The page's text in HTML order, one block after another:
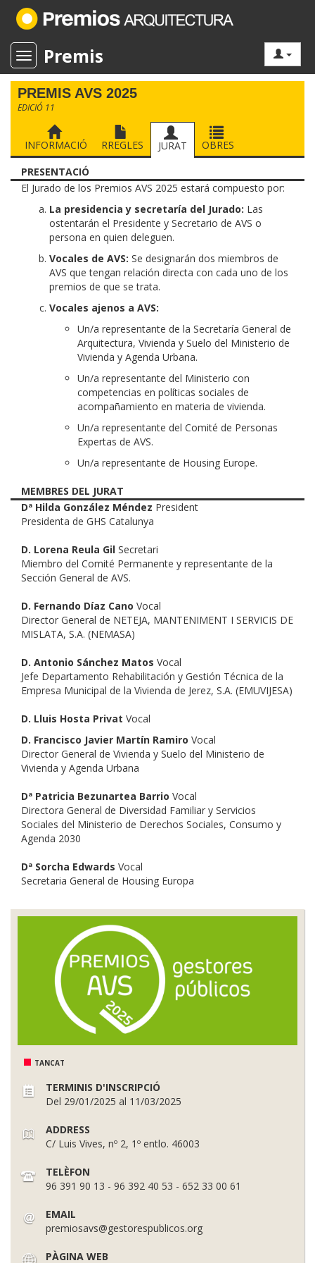
Toggle navigation
Premis
PREMIS AVS 2025
EDICIÓ 11
INFORMACIÓ RREGLES JURAT
OBRES
PRESENTACIÓ
El Jurado de los Premios AVS 2025 estará compuesto por:
La presidencia y secretaría del Jurado: Las
ostentarán el Presidente y Secretario de AVS o
persona en quien deleguen.
Vocales de AVS: Se designarán dos miembros de
AVS que tengan relación directa con cada uno de los
premios de que se trata.
Vocales ajenos a AVS:
Un/a representante de la Secretaría General de
Arquitectura, Vivienda y Suelo del Ministerio de
Vivienda y Agenda Urbana.
Un/a representante del Ministerio con
competencias en políticas sociales de
acompañamiento en materia de vivienda.
Un/a representante del Comité de Personas
Expertas de AVS.
Un/a representante de Housing Europe.
MEMBRES DEL JURAT
Dª Hilda González Méndez President
Presidenta de GHS Catalunya
D. Lorena Reula Gil Secretari
Miembro del Comité Permanente y representante de la
Sección General de AVS.
D. Fernando Díaz Cano Vocal
Director General de NETEJA, MANTENIMENT I SERVICIS DE
MISLATA, S.A. (NEMASA)
D. Antonio Sánchez Matos Vocal
Jefe Departamento Rehabilitación y Gestión Técnica de la
Empresa Municipal de la Vivienda de Jerez, S.A. (EMUVIJESA)
D. Lluis Hosta Privat Vocal
D. Francisco Javier Martín Ramiro Vocal
Director General de Vivienda y Suelo del Ministerio de
Vivienda y Agenda Urbana
Dª Patricia Bezunartea Barrio Vocal
Directora General de Diversidad Familiar y Servicios
Sociales del Ministerio de Derechos Sociales, Consumo y
Agenda 2030
Dª Sorcha Edwards Vocal
Secretaria General de Housing Europa
TANCAT
TERMINIS D'INSCRIPCIÓ
Del 29/01/2025 al 11/03/2025
ADDRESS
C/ Luis Vives, nº 2, 1º entlo. 46003
TELÈFON
96 391 90 13 - 96 392 40 53 - 652 33 00 61
EMAIL
premiosavs@gestorespublicos.org
PÀGINA WEB